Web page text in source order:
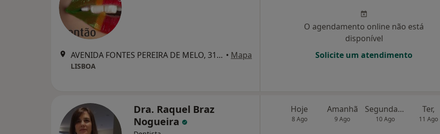
AVENIDA FONTES PEREIRA DE MELO, 31 1º C, Lisboa • Mapa
LISBOA
O agendamento online não está
disponível
Solicite um atendimento
Dra. Raquel Braz
Nogueira
Hoje
8 Ago
Amanhã
9 Ago
Segunda-feira
10 Ago
Ter,
11 Ago